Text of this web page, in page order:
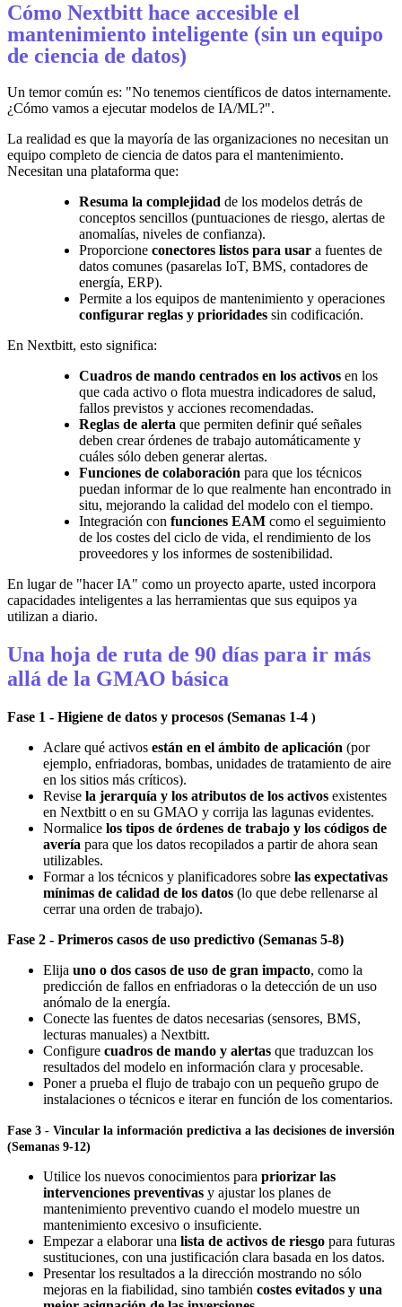
Cómo Nextbitt hace accesible el
mantenimiento inteligente (sin un equipo
de ciencia de datos)
Un temor común es: "No tenemos científicos de datos internamente.
¿Cómo vamos a ejecutar modelos de IA/ML?".
La realidad es que la mayoría de las organizaciones no necesitan un
equipo completo de ciencia de datos para el mantenimiento.
Necesitan una plataforma que:
Resuma la complejidad de los modelos detrás de
conceptos sencillos (puntuaciones de riesgo, alertas de
anomalías, niveles de confianza).
Proporcione conectores listos para usar a fuentes de
datos comunes (pasarelas IoT, BMS, contadores de
energía, ERP).
Permite a los equipos de mantenimiento y operaciones
configurar reglas y prioridades sin codificación.
En Nextbitt, esto significa:
Cuadros de mando centrados en los activos en los
que cada activo o flota muestra indicadores de salud,
fallos previstos y acciones recomendadas.
Reglas de alerta que permiten definir qué señales
deben crear órdenes de trabajo automáticamente y
cuáles sólo deben generar alertas.
Funciones de colaboración para que los técnicos
puedan informar de lo que realmente han encontrado in
situ, mejorando la calidad del modelo con el tiempo.
Integración con funciones EAM como el seguimiento
de los costes del ciclo de vida, el rendimiento de los
proveedores y los informes de sostenibilidad.
En lugar de "hacer IA" como un proyecto aparte, usted incorpora
capacidades inteligentes a las herramientas que sus equipos ya
utilizan a diario.
Una hoja de ruta de 90 días para ir más
allá de la GMAO básica
Fase 1 - Higiene de datos y procesos (Semanas 1-4 )
Aclare qué activos están en el ámbito de aplicación (por
ejemplo, enfriadoras, bombas, unidades de tratamiento de aire
en los sitios más críticos).
Revise la jerarquía y los atributos de los activos existentes
en Nextbitt o en su GMAO y corrija las lagunas evidentes.
Normalice los tipos de órdenes de trabajo y los códigos de
avería para que los datos recopilados a partir de ahora sean
utilizables.
Formar a los técnicos y planificadores sobre las expectativas
mínimas de calidad de los datos (lo que debe rellenarse al
cerrar una orden de trabajo).
Fase 2 - Primeros casos de uso predictivo (Semanas 5-8)
Elija uno o dos casos de uso de gran impacto, como la
predicción de fallos en enfriadoras o la detección de un uso
anómalo de la energía.
Conecte las fuentes de datos necesarias (sensores, BMS,
lecturas manuales) a Nextbitt.
Configure cuadros de mando y alertas que traduzcan los
resultados del modelo en información clara y procesable.
Poner a prueba el flujo de trabajo con un pequeño grupo de
instalaciones o técnicos e iterar en función de los comentarios.
Fase 3 - Vincular la información predictiva a las decisiones de inversión
(Semanas 9-12)
Utilice los nuevos conocimientos para priorizar las
intervenciones preventivas y ajustar los planes de
mantenimiento preventivo cuando el modelo muestre un
mantenimiento excesivo o insuficiente.
Empezar a elaborar una lista de activos de riesgo para futuras
sustituciones, con una justificación clara basada en los datos.
Presentar los resultados a la dirección mostrando no sólo
mejoras en la fiabilidad, sino también costes evitados y una